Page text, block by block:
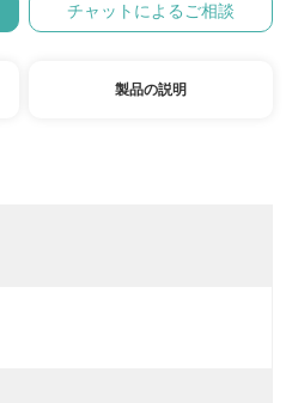
チャットによるご相談
製品の説明